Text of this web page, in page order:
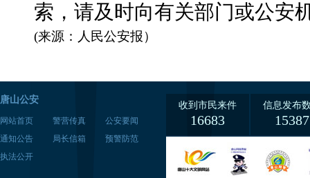
索，请及时向有关部门或公安
(来源：人民公安报）
唐山公安
网站首页 警营传真
公安要闻
通知公告
局长信箱
预警防范
执法公开
收到市民来件
16683
信息发布
15387